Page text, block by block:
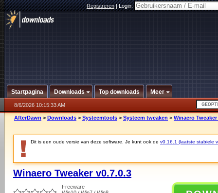
Registreren|Login:
Startpagina Downloads Top downloads Meer
8/6/2026 10:15:33 AM
AfterDawn > Downloads > Systeemtools > Systeem tweaken > Winaero Tweaker
Dit is een oude versie van deze software. Je kunt ook de v0.16.1 (laatste stabiele
Winaero Tweaker v0.7.0.3
Freeware